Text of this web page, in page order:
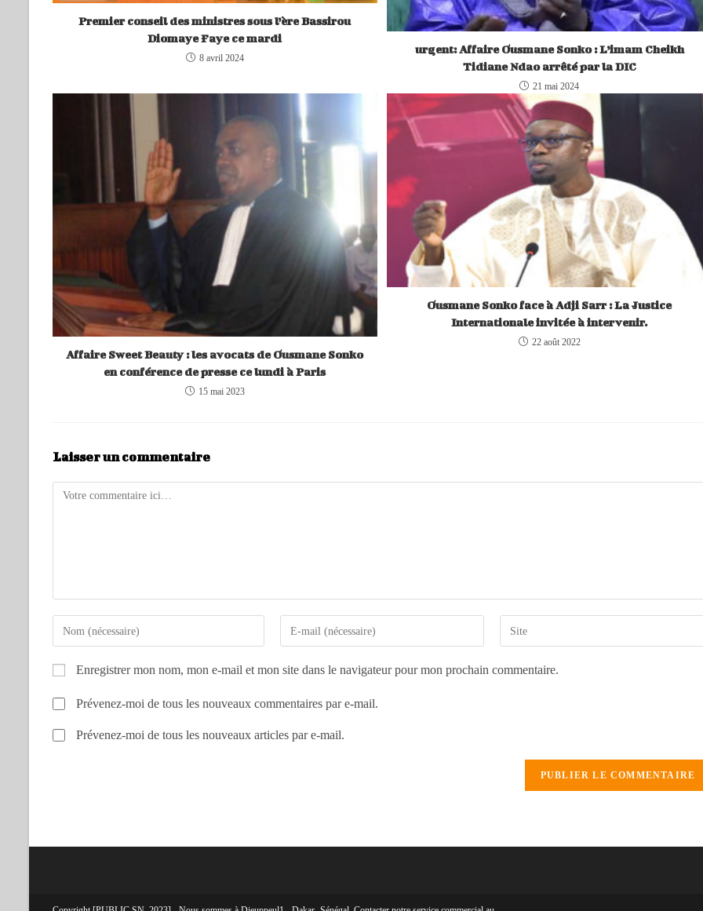
Premier conseil des ministres sous l’ère Bassirou
Diomaye Faye ce mardi
8 avril 2024
urgent: Affaire Ousmane Sonko : L’imam Cheikh
Tidiane Ndao arrêté par la DIC
21 mai 2024
Affaire Sweet Beauty : les avocats de Ousmane Sonko
en conférence de presse ce lundi à Paris
15 mai 2023
Ousmane Sonko face à Adji Sarr : La Justice
Internationale invitée à intervenir.
22 août 2022
Laisser un commentaire
Enregistrer mon nom, mon e-mail et mon site dans le navigateur pour mon prochain commentaire.
Prévenez-moi de tous les nouveaux commentaires par e-mail.
Prévenez-moi de tous les nouveaux articles par e-mail.